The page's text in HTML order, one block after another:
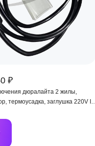
₽
дюралайта 2 жилы,
термоусадка, заглушка 220V IP